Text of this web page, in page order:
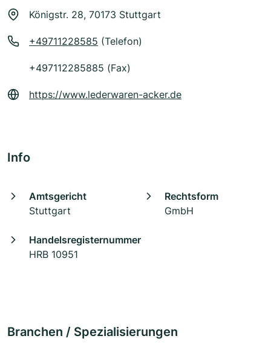
Königstr. 28, 70173 Stuttgart
+49711228585 (Telefon)
+497112285885 (Fax)
https://www.lederwaren-acker.de
Info
Amtsgericht
Stuttgart
Rechtsform
GmbH
Handelsregisternummer
HRB 10951
Branchen / Spezialisierungen